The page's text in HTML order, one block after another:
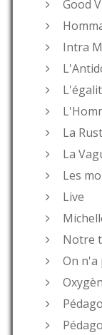
Good
Intra
La
La
Les
Live
Notre
On n'a